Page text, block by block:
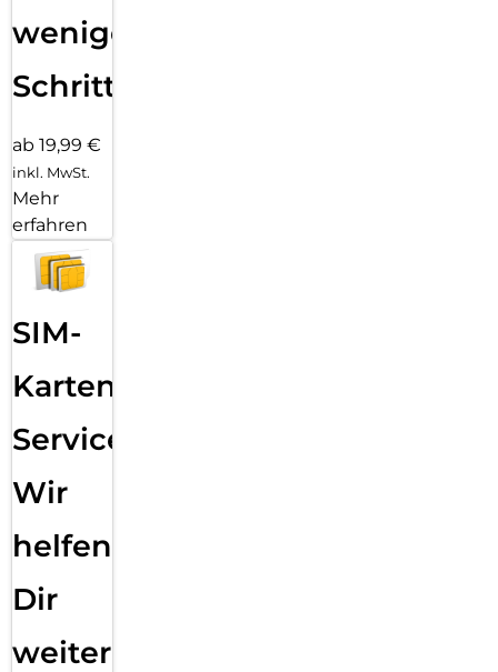
wenigen
Schritten
ab 19,99 €
inkl. MwSt.
Mehr
erfahren
SIM-
Karten
Service:
Wir
helfen
Dir
weiter